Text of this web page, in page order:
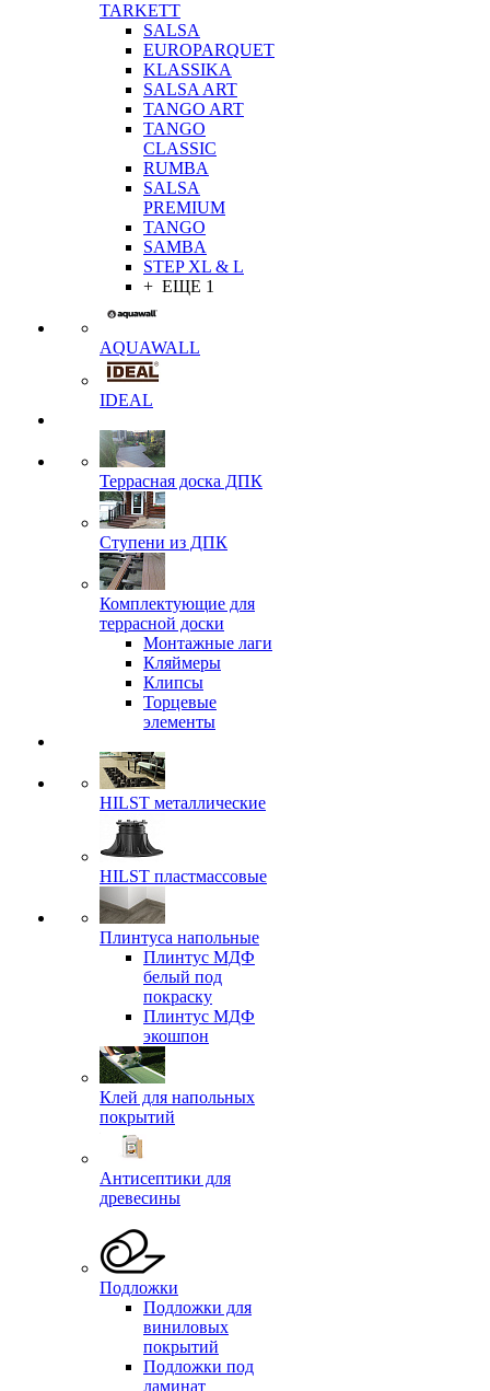
TARKETT
SALSA
EUROPARQUET
KLASSIKA
SALSA ART
TANGO ART
TANGO
CLASSIC
RUMBA
SALSA
PREMIUM
TANGO
SAMBA
STEP XL & L
+ ЕЩЕ 1
AQUAWALL
IDEAL
Террасная доска ДПК
Ступени из ДПК
Комплектующие для
террасной доски
Монтажные лаги
Кляймеры
Клипсы
Торцевые
элементы
HILST металлические
HILST пластмассовые
Плинтуса напольные
Плинтус МДФ
белый под
покраску
Плинтус МДФ
экошпон
Клей для напольных
покрытий
Антисептики для
древесины
Подложки
Подложки для
виниловых
покрытий
Подложки под
ламинат